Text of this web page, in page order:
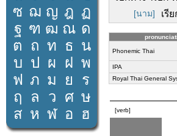
ซ ฌ ญ ฎ ฏ
ฐ ฑ ฒ ณ ด
ต ถ ท ธ น
บ ป ผ ฝ พ
ฟ ภ ม ย
ร
ฤ
ล ว ศ ษ
ส ห ฬ อ ฮ
[นาม] เรี
Phonemic Thai
IPA
Royal Thai General
[verb]